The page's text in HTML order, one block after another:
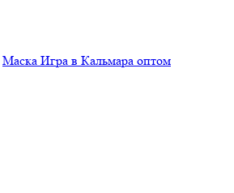
Маска Игра в Кальмара оптом